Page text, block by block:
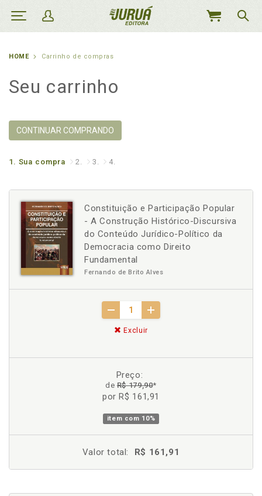
MEU
HOME Carrinho de compras
Seu carrinho
CONTINUAR COMPRANDO
1. Sua compra 2. 3. 4.
Constituição e Participação Popular
- A Construção Histórico-Discursiva
do Conteúdo Jurídico-Político da
Democracia como Direito
Fundamental
Fernando de Brito Alves
Excluir
Preço:
deR$ 179,90*
por R$ 161,91
item com 10%
Valor total: R$ 161,91